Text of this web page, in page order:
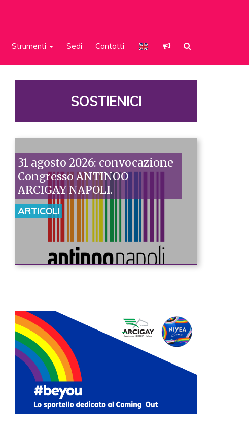
Strumenti Sedi Contatti
SOSTIENICI
31 agosto 2026: convocazione
Congresso ANTINOO
ARCIGAY NAPOLI.
ARTICOLI